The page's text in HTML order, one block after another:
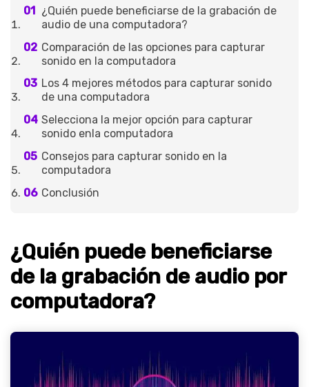
¿Quién puede beneficiarse de la grabación de
audio de una computadora?
Comparación de las opciones para capturar
sonido en la computadora
Los 4 mejores métodos para capturar sonido
de una computadora
Selecciona la mejor opción para capturar
sonido enla computadora
Consejos para capturar sonido en la
computadora
Conclusión
¿Quién puede beneficiarse
de la grabación de audio por
computadora?